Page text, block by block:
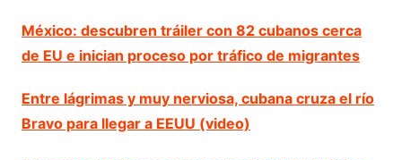
México: descubren tráiler con 82 cubanos cerca
de EU e inician proceso por tráfico de migrantes
Entre lágrimas y muy nerviosa, cubana cruza el río
Bravo para llegar a EEUU (video)